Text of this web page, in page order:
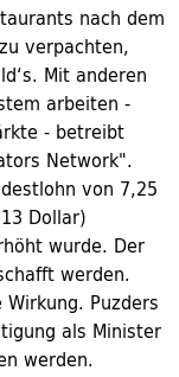
nach dem
verpachten,
Mit anderen
arbeiten -
- betreibt
Network".
von 7,25
Dollar)
wurde. Der
werden.
Puzders
als Minister
werden.